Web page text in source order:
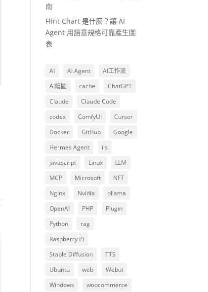
南
Flint Chart 是什麼？讓 AI
Agent 用語意規格可靠產生圖
表
AI AI Agent
AI工作流
AI繪圖
cache
ChatGPT
Claude
Claude Code
codex
ComfyUI
Cursor
Docker
GitHub
Google
Hermes Agent
iis
javascript
Linux
LLM
MCP
Microsoft
NFT
Nginx
Nvidia
ollama
OpenAI
PHP
Plugin
Python
rag
Raspberry Pi
Stable Diffusion
TTS
Ubuntu
web
Webui
Windows
woocommerce